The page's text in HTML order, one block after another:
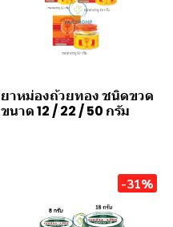
ยาหม่องถ้วยทอง ชนิดขวด
ขนาด 12 / 22 / 50 กรัม
-31%